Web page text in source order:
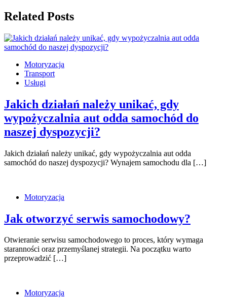
Related Posts
Motoryzacja
Transport
Usługi
Jakich działań należy unikać, gdy
wypożyczalnia aut odda samochód do
naszej dyspozycji?
Jakich działań należy unikać, gdy wypożyczalnia aut odda
samochód do naszej dyspozycji? Wynajem samochodu dla […]
Motoryzacja
Jak otworzyć serwis samochodowy?
Otwieranie serwisu samochodowego to proces, który wymaga
staranności oraz przemyślanej strategii. Na początku warto
przeprowadzić […]
Motoryzacja